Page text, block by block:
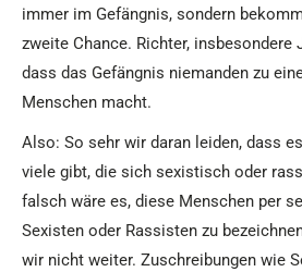
immer im Gefängnis, sondern
zweite Chance. Richter, insbesondere
dass das Gefängnis niemanden zu
Menschen macht.
Also: So sehr wir daran leiden, dass
viele gibt, die sich sexistisch oder
falsch wäre es, diese Menschen per
Sexisten oder Rassisten zu
wir nicht weiter. Zuschreibungen wie